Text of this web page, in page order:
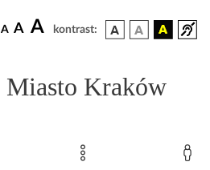
A A A kontrast:
Miasto Kraków